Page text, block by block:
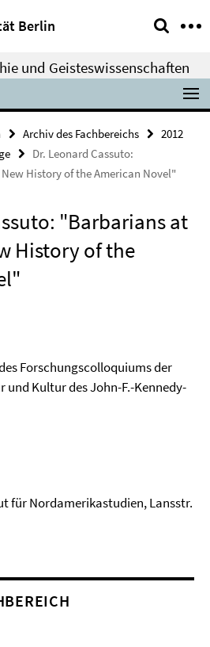
Berlin
und Geisteswissenschaften
Archiv des Fachbereichs
2012
Dr. Leonard Cassuto:
History of the American Novel"
"Barbarians at
History of the
Forschungscolloquiums der
Kultur des John-F.-Kennedy-
für Nordamerikastudien, Lansstr.